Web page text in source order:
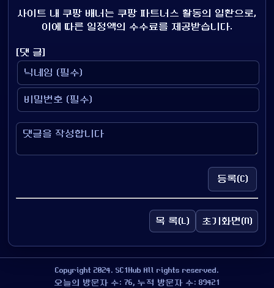
사이트 내 쿠팡 배너는 쿠팡 파트너스 활동의 일환으로,
이에 따른 일정액의 수수료를 제공받습니다.
[댓 글]
등록(C)
목 록(L) 초기화면(N)
Copyright 2024. SC1Hub All rights reserved.
오늘의 방문자 수: 76, 누적 방문자 수: 89421